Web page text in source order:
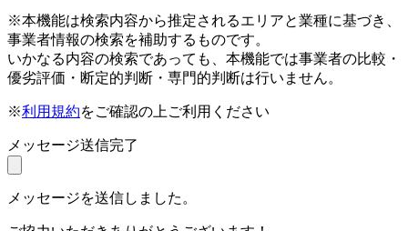
※本機能は検索内容から推定されるエリアと業種に基づき、
事業者情報の検索を補助するものです。
いかなる内容の検索であっても、本機能では事業者の比較・
優劣評価・断定的判断・専門的判断は行いません。
※利用規約をご確認の上ご利用ください
メッセージ送信完了
メッセージを送信しました。